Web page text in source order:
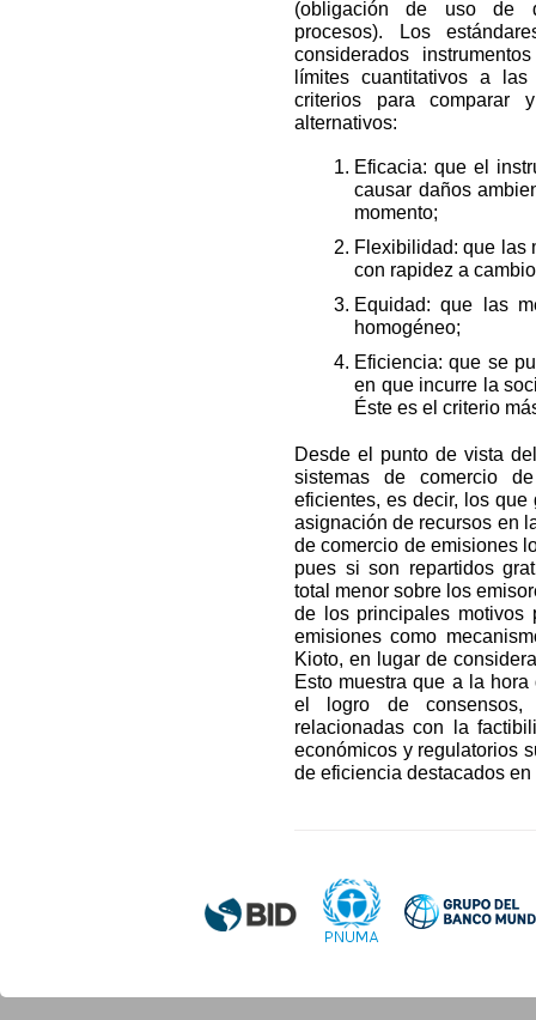
(obligación de uso de
procesos). Los
considerados
límites cuantitativos a las
criterios para comparar
alternativos:
Eficacia: que el
causar daños
momento;
Flexibilidad: que las
con rapidez a
Equidad: que las
homogéneo;
Eficiencia: que se
en que incurre la
Éste es el criterio
Desde el punto de vista
sistemas de comercio
eficientes, es decir, los
asignación de recursos en
de comercio de emisiones
pues si son repartidos
total menor sobre los
de los principales
emisiones como
Kioto, en lugar de
Esto muestra que a la
el logro de consensos,
relacionadas con la
económicos y regulatorios
de eficiencia destacados